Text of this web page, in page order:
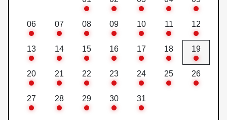
06 07 08 09 10 11 12
13 14 15 16 17 18 19
20 21 22 23 24 25 26
27 28 29 30 31